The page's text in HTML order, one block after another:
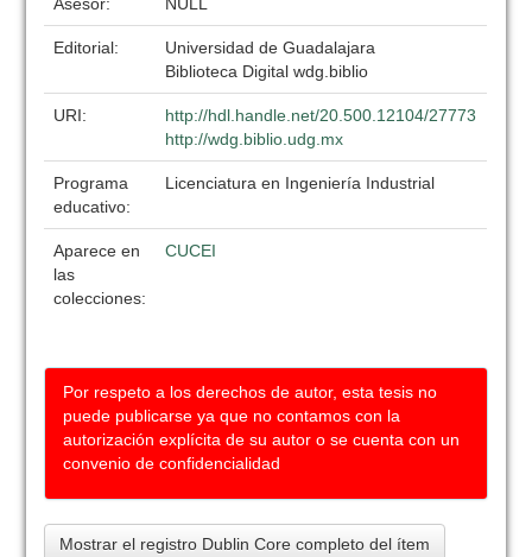
Editorial:
Universidad de Guadalajara
Biblioteca Digital wdg.biblio
URI:
http://hdl.handle.net/20.500.12104/27773
http://wdg.biblio.udg.mx
Programa
educativo:
Licenciatura en Ingeniería Industrial
Aparece en
las
colecciones:
CUCEI
Por respeto a los derechos de autor, esta tesis no
puede publicarse ya que no contamos con la
autorización explícita de su autor o se cuenta con un
convenio de confidencialidad
Mostrar el registro Dublin Core completo del ítem